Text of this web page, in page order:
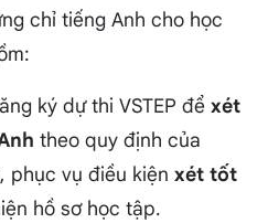
chỉ tiếng Anh cho học
ký dự thi VSTEP để xét
theo quy định của
phục vụ điều kiện xét tốt
hồ sơ học tập.